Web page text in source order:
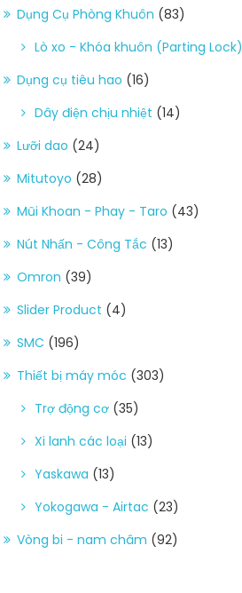
Dụng Cụ Phòng Khuôn (83)
Lò xo - Khóa khuôn (Parting Lock)
Dụng cụ tiêu hao (16)
Dây điện chịu nhiệt (14)
Lưỡi dao (24)
Mitutoyo (28)
Mũi Khoan - Phay - Taro (43)
Nút Nhấn - Công Tắc (13)
Omron (39)
Slider Product (4)
SMC (196)
Thiết bị máy móc (303)
Trợ động cơ (35)
Xi lanh các loại (13)
Yaskawa (13)
Yokogawa - Airtac (23)
Vòng bi - nam châm (92)